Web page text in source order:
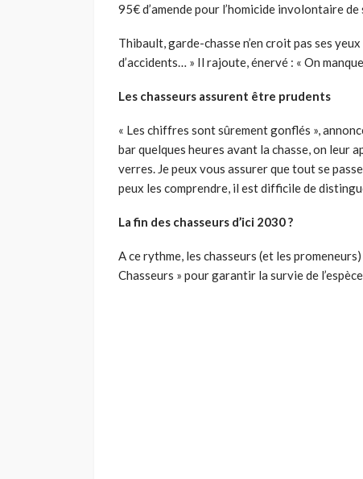
95€ d’amende pour l’homicide involontaire de
Thibault, garde-chasse n’en croit pas ses
d’accidents… » Il rajoute, énervé : « On
Les chasseurs assurent être prudents
« Les chiffres sont sûrement gonflés »,
bar quelques heures avant la chasse, on leur
verres. Je peux vous assurer que tout se
peux les comprendre, il est difficile de
La fin des chasseurs d’ici 2030 ?
A ce rythme, les chasseurs (et les
Chasseurs » pour garantir la survie de